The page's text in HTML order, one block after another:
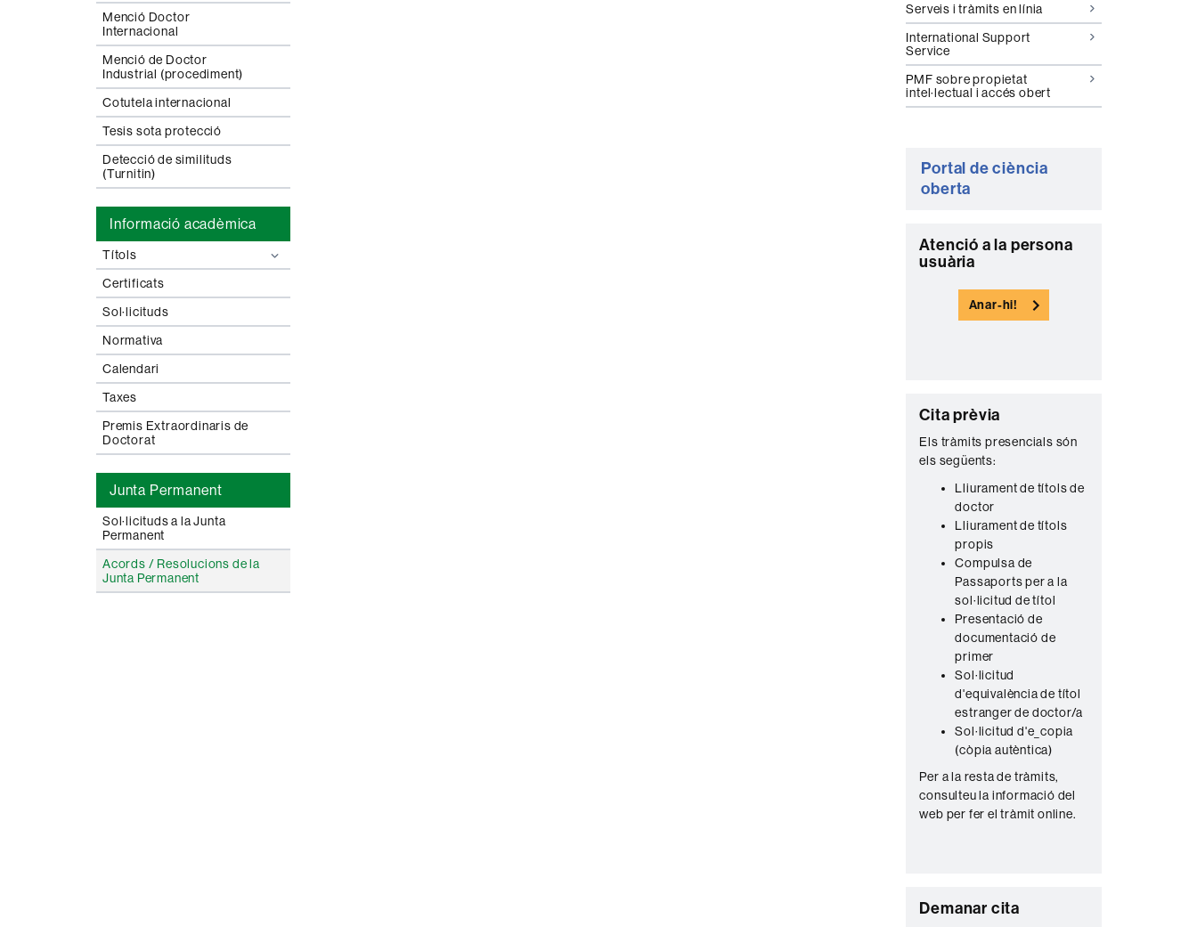
Menció Doctor
Internacional
Menció de Doctor
Industrial (procediment)
Cotutela internacional
Tesis sota protecció
Detecció de similituds
(Turnitin)
Informació acadèmica
Títols
Certificats
Sol·licituds
Normativa
Calendari
Taxes
Premis Extraordinaris de
Doctorat
Junta Permanent
Sol·licituds a la Junta
Permanent
Acords / Resolucions de la
Junta Permanent
Serveis i tràmits en línia
International Support
Service
PMF sobre propietat
intel·lectual i accés obert
Portal de ciència
oberta
C
o
t
e
Atenció a la persona
usuària
Anar-hi!
C
o
n
Cita prèvia
Els tràmits presencials són
els següents:
Lliurament de títols de
doctor
Lliurament de títols
propis
Compulsa de
Passaports per a la
sol·licitud de títol
Presentació de
documentació de
primer
Sol·licitud
d'equivalència de títol
estranger de doctor/a
Sol·licitud d'e_copia
(còpia autèntica)
Per a la resta de tràmits,
consulteu la informació del
web per fer el tràmit online.
C
Demanar cita